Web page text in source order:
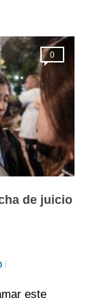
0
de juicio
este